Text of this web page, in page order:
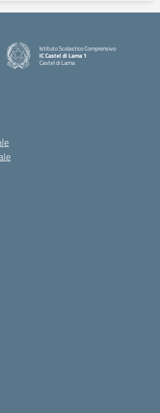
Istituto Scolastico Comprensivo
IC Castel di Lama 1
Castel di Lama